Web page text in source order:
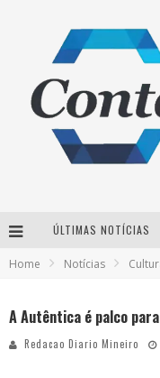
ÚLTIMAS NOTÍCIAS
Home Notícias
A Autêntica é palco
Redacao Diario Mineiro